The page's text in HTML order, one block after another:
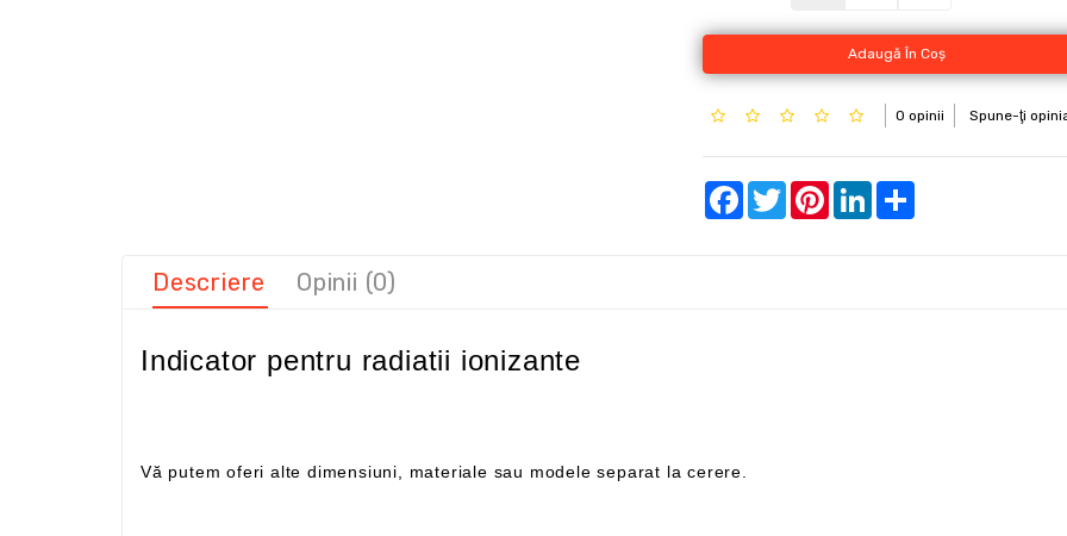
Adaugă În Coş
0 opinii Spune-ţi
Facebook
TwitterPinterestLinkedInShare
Descriere Opinii (0)
Indicator pentru radiatii ionizante
Vă putem oferi alte dimensiuni, materiale sau modele separat la cerere.